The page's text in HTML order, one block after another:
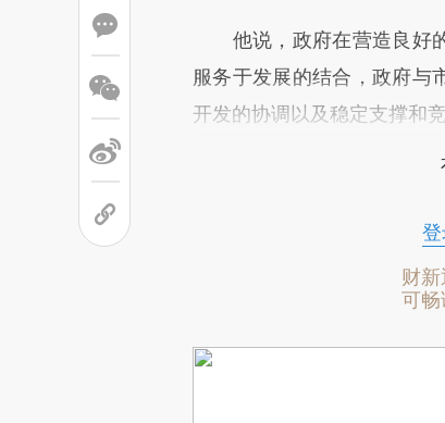
他说，政府在营造良好的
服务于发展的结合，政府与
开发的协调以及稳定支撑和竞
财新
可畅